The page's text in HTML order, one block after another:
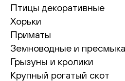
Птицы декоративные
Хорьки
Приматы
Земноводные и
Грызуны и кролики
Крупный рогатый скот